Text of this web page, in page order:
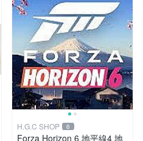
H.G.C SHOP 6
Forza Horizon 6 地平線4 地